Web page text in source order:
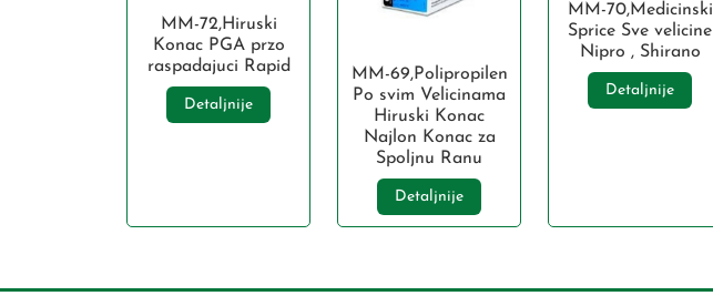
MM-72,Hiruski
Konac PGA przo
raspadajuci Rapid
Detaljnije
MM-69,Polipropilen
Po svim Velicinama
Hiruski Konac
Najlon Konac za
Spoljnu Ranu
Detaljnije
MM-70,Medicinski
Sprice Sve velicine
Nipro , Shirano
Detaljnije